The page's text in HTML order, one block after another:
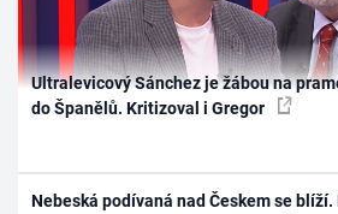
Ultralevicový Sánchez je žábou na
do Španělů. Kritizoval i Gregor
Nebeská podívaná nad Českem se